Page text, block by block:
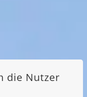
die Nutzer